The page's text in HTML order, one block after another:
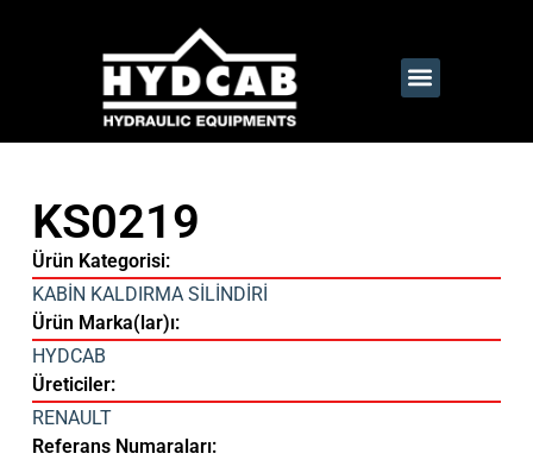
KS0219
Ürün Kategorisi:
KABİN KALDIRMA SİLİNDİRİ
Ürün Marka(lar)ı:
HYDCAB
Üreticiler:
RENAULT
Referans Numaraları: